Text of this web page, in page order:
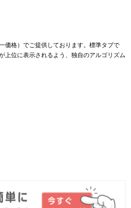
価格）でご提供しております。標準タブで
上位に表示されるよう、独自のアルゴリズム